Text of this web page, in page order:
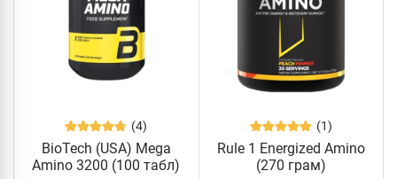
(4)
BioTech (USA) Mega
Amino 3200 (100 табл)
(1)
Rule 1 Energized Amino
(270 грам)